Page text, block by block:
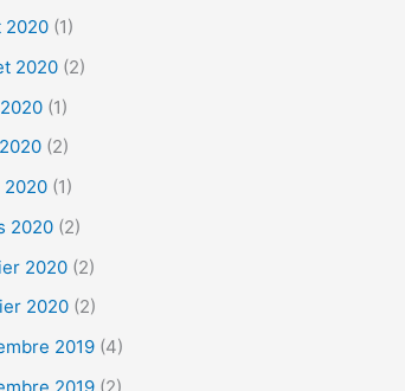
2020 (1)
2020 (2)
(1)
(2)
2020 (1)
2020 (2)
2020 (2)
2020 (2)
2019 (4)